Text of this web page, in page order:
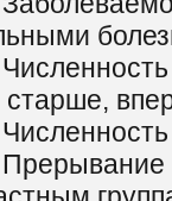
старше,